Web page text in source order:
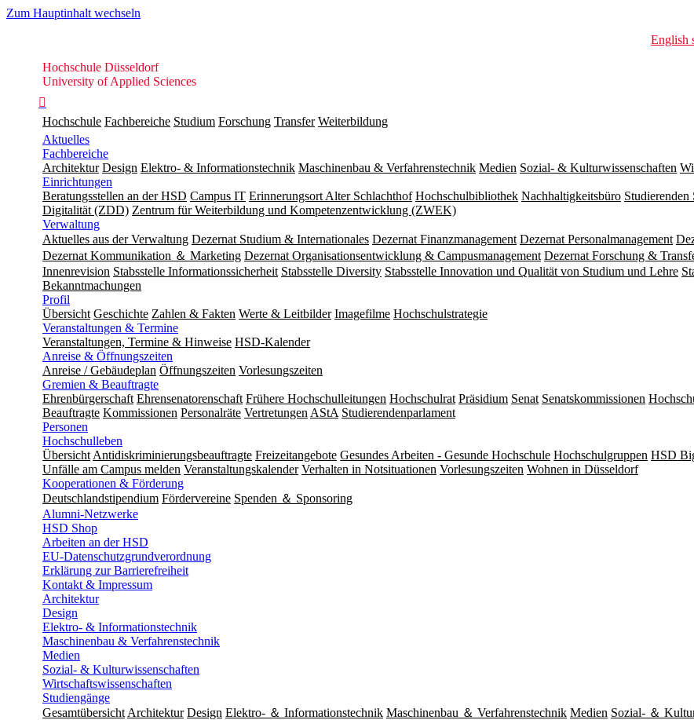
Zum Hauptinhalt wechseln
Hochschule
Düsseldorf
Hochschule Düsseldorf
University of Applied Sciences

English
Hochschule Fachbereiche Studium Forschung Transfer Weiterbildung
Aktuelles
Fachbereiche
Architektur Design Elektro- & Informationstechnik Maschinenbau & Verfahrenstechnik Medien Sozial- & Kulturwissenschaften
Einrichtungen
Beratungsstellen an der HSD Campus IT Erinnerungsort Alter Schlachthof Hochschulbibliothek Nachhaltigkeitsbüro
Digitalität (ZDD) Zentrum für Weiterbildung und Kompetenzentwicklung (ZWEK)
Verwaltung
Aktuelles aus der Verwaltung Dezernat Studium & Internationales Dezernat Finanzmanagement Dezernat Personalmanagement
Dezernat Kommunikation ＆ Marketing Dezernat Organisationsentwicklung & Campusmanagement Dezernat Forschung &
Innenrevision Stabsstelle In­for­ma­ti­ons­sicher­heit Stabsstelle Diversity Stabsstelle Innovation und Qualität von Studium und Lehre
Bekanntmachungen
Profil
Übersicht Geschichte Zahlen & Fakten Werte & Leitbilder Imagefilme Hochschulstrategie
Veranstaltungen & Termine
Veranstaltungen, Termine & Hinweise HSD-Kalender
Anreise & Öffnungszeiten
Anreise / Gebäudeplan Öffnungszeiten Vorlesungszeiten
Gremien & Beauftragte
Ehrenbürgerschaft Ehrensenatorenschaft Frühere Hochschulleitungen Hochschulrat Präsidium Senat Senatskommissionen
Beauftragte Kommissionen Personalräte Vertretungen AStA Studierendenparlament
Personen
Hochschulleben
Übersicht Antidiskriminierungsbeauftragte Freizeitangebote Gesundes Arbeiten - Gesunde Hochschule Hochschulgruppen HSD
Unfälle am Campus melden Veranstaltungskalender Verhalten in Notsituationen Vorlesungszeiten Wohnen in Düsseldorf
Kooperationen & Förderung
Deutschlandstipendium Fördervereine Spenden ＆ Sponsoring
Alumni-Netzwerke
HSD Shop
Arbeiten an der HSD
EU-Datenschutzgrundverordnung
Erklärung zur Barrierefreiheit
Kontakt & Impressum
Architektur
Design
Elektro- & Informationstechnik
Maschinenbau & Verfahrenstechnik
Medien
Sozial- & Kulturwissenschaften
Wirtschaftswissenschaften
Studiengänge
Gesamtübersicht Architektur Design Elektro- ＆ Informationstechnik Maschinenbau ＆ Verfahrenstechnik Medien Sozial- ＆